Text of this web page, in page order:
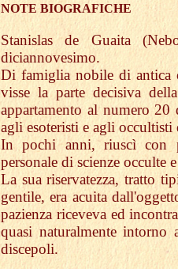
NOTE BIOGRAFICHE
Stanislas de Guaita
diciannovesimo.
Di famiglia nobile di antica
visse la parte decisiva
appartamento al numero
agli esoteristi e agli occultisti
In pochi anni, riuscì con
personale di scienze occulte
La sua riservatezza, tratto
gentile, era acuita
pazienza riceveva ed
quasi naturalmente
discepoli.